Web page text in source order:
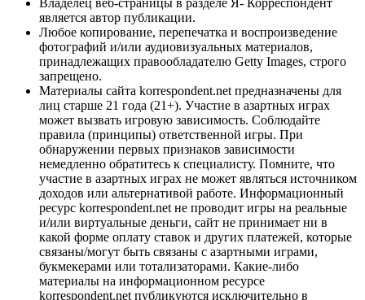
является автор публикации.
Любое копирование, перепечатка и воспроизведение
фотографий и/или аудиовизуальных материалов,
принадлежащих правообладателю Getty Images, строго
запрещено.
Материалы сайта korrespondent.net предназначены для
лиц старше 21 года (21+). Участие в азартных играх
может вызвать игровую зависимость. Соблюдайте
правила (принципы) ответственной игры. При
обнаружении первых признаков зависимости
немедленно обратитесь к специалисту. Помните, что
участие в азартных играх не может являться источником
доходов или альтернативой работе. Информационный
ресурс korrespondent.net не проводит игры на реальные
и/или виртуальные деньги, сайт не принимает ни в
какой форме оплату ставок и других платежей, которые
связаны/могут быть связаны с азартными играми,
букмекерами или тотализаторами. Какие-либо
материалы на информационном ресурсе
korrespondent.net публикуются исключительно в